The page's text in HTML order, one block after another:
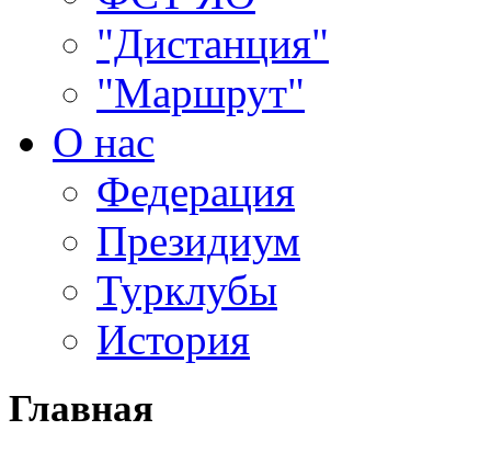
"Дистанция"
"Маршрут"
О нас
Федерация
Президиум
Турклубы
История
Главная